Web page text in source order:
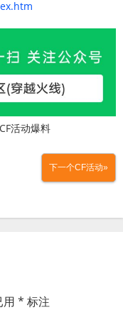
活动爆料
下一个CF活动»
用 * 标注